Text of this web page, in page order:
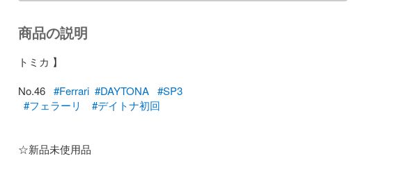
商品の説明
トミカ 】
No.46 #Ferrari #DAYTONA #SP3
#フェラーリ
#デイトナ初回
☆新品未使用品